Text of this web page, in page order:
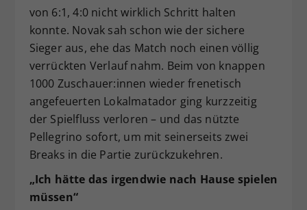
von 6:1, 4:0 nicht wirklich Schritt halten
konnte. Novak sah schon wie der sichere
Sieger aus, ehe das Match noch einen völlig
verrückten Verlauf nahm. Beim von knappen
1000 Zuschauer:innen wieder frenetisch
angefeuerten Lokalmatador ging kurzzeitig
der Spielfluss verloren – und das nützte
Pellegrino sofort, um mit seinerseits zwei
Breaks in die Partie zurückzukehren.
„Ich hätte das irgendwie nach Hause spielen
müssen“